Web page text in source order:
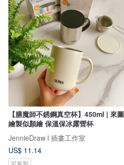
【膳魔師不銹鋼真空杯】450ml | 來圖
繪製似顏繪 保溫保冰露營杯
JennieDraw l 插畫工作室
US$ 11.14